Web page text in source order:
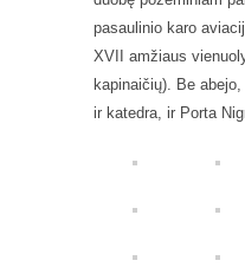
pasaulinio karo
XVII amžiaus
kapinaičių). Be
ir katedra, ir Porta